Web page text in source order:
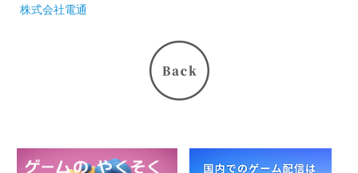
株式会社電通